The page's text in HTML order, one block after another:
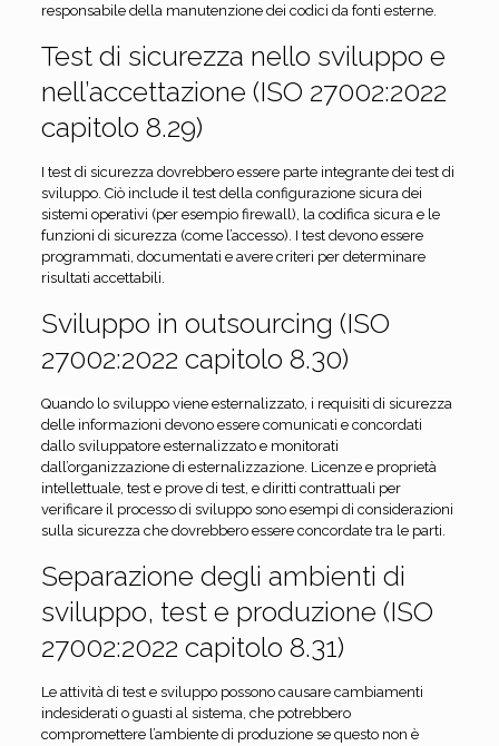
responsabile della manutenzione dei codici da fonti esterne.
Test di sicurezza nello sviluppo e
nell’accettazione (ISO 27002:2022
capitolo 8.29)
I test di sicurezza dovrebbero essere parte integrante dei test di
sviluppo. Ciò include il test della configurazione sicura dei
sistemi operativi (per esempio firewall), la codifica sicura e le
funzioni di sicurezza (come l’accesso). I test devono essere
programmati, documentati e avere criteri per determinare
risultati accettabili.
Sviluppo in outsourcing (ISO
27002:2022 capitolo 8.30)
Quando lo sviluppo viene esternalizzato, i requisiti di sicurezza
delle informazioni devono essere comunicati e concordati
dallo sviluppatore esternalizzato e monitorati
dall’organizzazione di esternalizzazione. Licenze e proprietà
intellettuale, test e prove di test, e diritti contrattuali per
verificare il processo di sviluppo sono esempi di considerazioni
sulla sicurezza che dovrebbero essere concordate tra le parti.
Separazione degli ambienti di
sviluppo, test e produzione (ISO
27002:2022 capitolo 8.31)
Le attività di test e sviluppo possono causare cambiamenti
indesiderati o guasti al sistema, che potrebbero
compromettere l’ambiente di produzione se questo non è